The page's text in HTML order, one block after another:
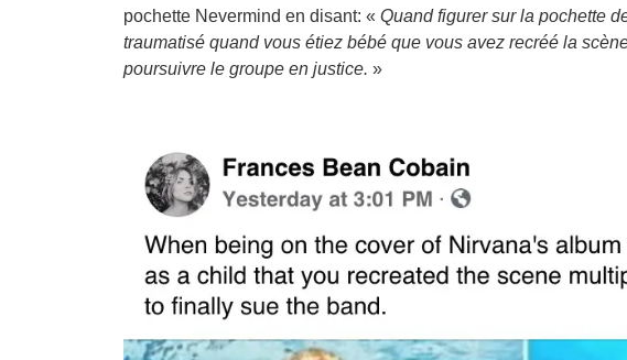
pochette Nevermind en disant: « Quand figurer sur la pochette
traumatisé quand vous étiez bébé que vous avez recréé la
poursuivre le groupe en justice. »